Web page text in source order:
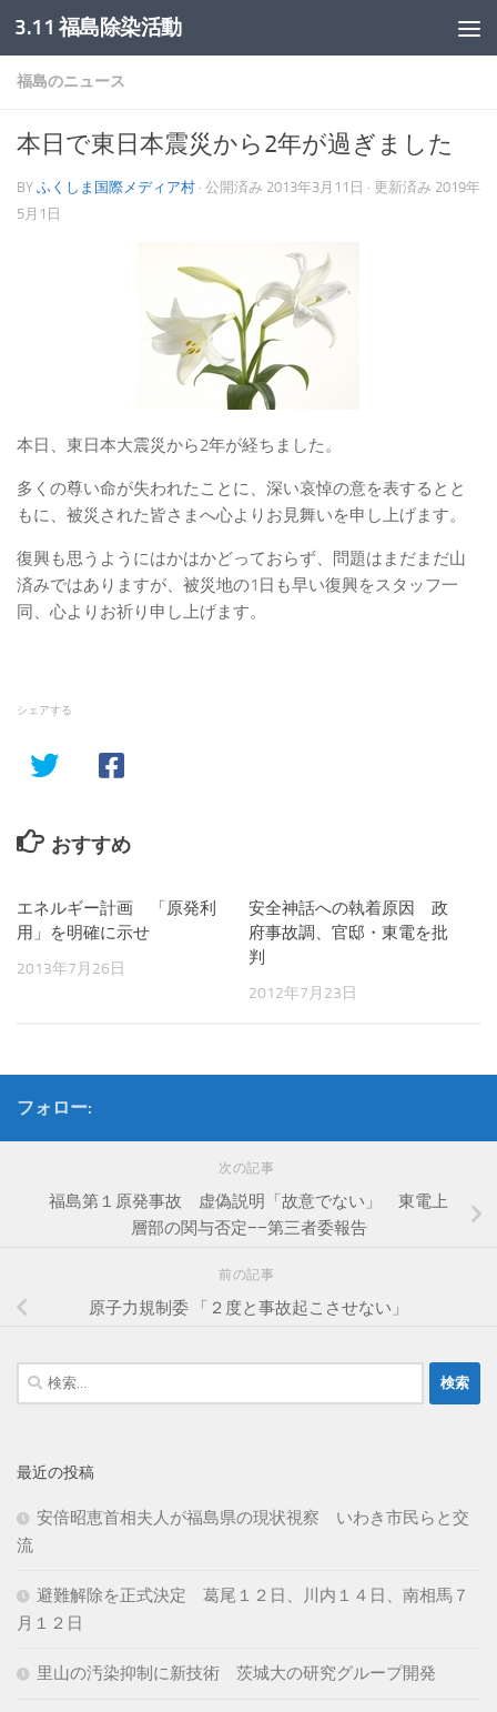
コンテンツへスキップ
3.11 福島除染活動
福島のニュース
本日で東日本震災から2年が過ぎました
BY ふくしま国際メディア村 · 公開済み 2013年3月11日 · 更新済み 2019年
5月1日
本日、東日本大震災から2年が経ちました。
多くの尊い命が失われたことに、深い哀悼の意を表するとと
もに、被災された皆さまへ心よりお見舞いを申し上げます。
復興も思うようにはかはかどっておらず、問題はまだまだ山
済みではありますが、被災地の1日も早い復興をスタッフ一
同、心よりお祈り申し上げます。
シェアする
おすすめ
エネルギー計画 「原発利
用」を明確に示せ
2013年7月26日
安全神話への執着原因 政
府事故調、官邸・東電を批
判
2012年7月23日
フォロー:
次の記事
福島第１原発事故 虚偽説明「故意でない」 東電上
層部の関与否定−−第三者委報告
前の記事
原子力規制委 「２度と事故起こさせない」
検
索:
最近の投稿
安倍昭恵首相夫人が福島県の現状視察 いわき市民らと交
流
避難解除を正式決定 葛尾１２日、川内１４日、南相馬７
月１２日
里山の汚染抑制に新技術 茨城大の研究グループ開発